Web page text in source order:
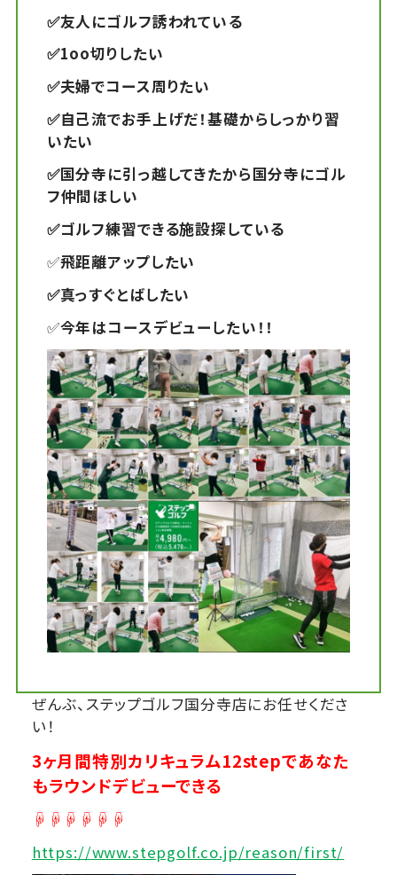
✅友人にゴルフ誘われている
✅1oo切りしたい
✅夫婦でコース周りたい
✅自己流でお手上げだ！基礎からしっかり習
いたい
✅国分寺に引っ越してきたから国分寺にゴル
フ仲間ほしい
✅ゴルフ練習できる施設探している
✅飛距離アップしたい
✅真っすぐとばしたい
✅今年はコースデビューしたい！！
ぜんぶ、ステップゴルフ国分寺店にお任せくださ
い！
3ヶ月間特別カリキュラム12stepであなた
もラウンドデビューできる
☟☟☟☟☟☟
https://www.stepgolf.co.jp/reason/first/